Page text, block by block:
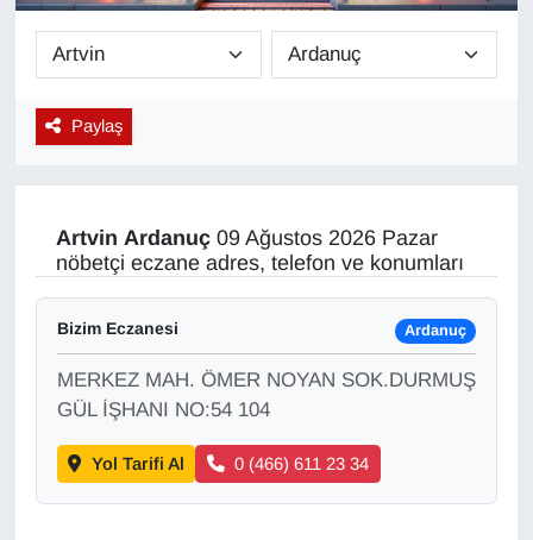
Paylaş
Artvin Ardanuç09 Ağustos 2026 Pazar
nöbetçi eczane adres, telefon ve konumları
Bizim Eczanesi Ardanuç
MERKEZ MAH. ÖMER NOYAN SOK.DURMUŞ
GÜL İŞHANI NO:54 104
Yol Tarifi Al 0 (466) 611 23 34
Diğer
DÜNYA
EKONOMİ
Eleman
En çok konuşulanlar
GENEL